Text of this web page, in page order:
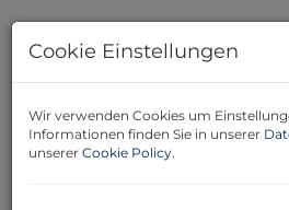
Beschreibung
Cookie Einstellungen
Wir verwenden Cookies um
Informationen finden Sie in unserer
unserer Cookie Policy.